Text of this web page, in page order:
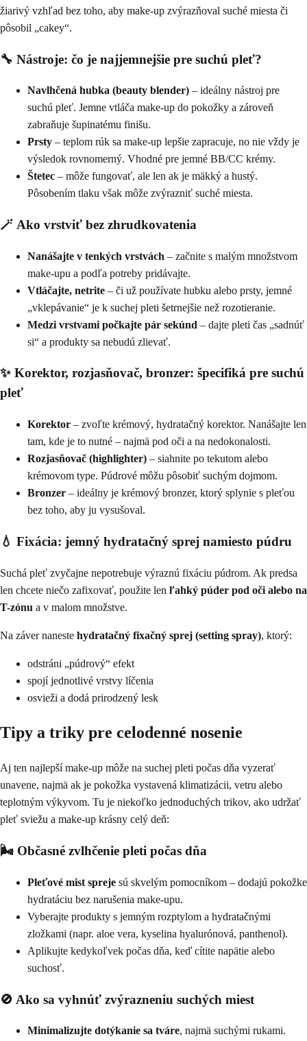
žiarivý vzhľad bez toho, aby make-up zvýrazňoval suché miesta či
pôsobil „cakey“.
🔧 Nástroje: čo je najjemnejšie pre suchú pleť?
Navlhčená hubka (beauty blender) – ideálny nástroj pre
suchú pleť. Jemne vtláča make-up do pokožky a zároveň
zabraňuje šupinatému finišu.
Prsty – teplom rúk sa make-up lepšie zapracuje, no nie vždy je
výsledok rovnomerný. Vhodné pre jemné BB/CC krémy.
Štetec – môže fungovať, ale len ak je mäkký a hustý.
Pôsobením tlaku však môže zvýrazniť suché miesta.
🪄 Ako vrstviť bez zhrudkovatenia
Nanášajte v tenkých vrstvách – začnite s malým množstvom
make-upu a podľa potreby pridávajte.
Vtláčajte, netrite – či už používate hubku alebo prsty, jemné
„vklepávanie“ je k suchej pleti šetrnejšie než rozotieranie.
Medzi vrstvami počkajte pár sekúnd – dajte pleti čas „sadnúť
si“ a produkty sa nebudú zlievať.
✨ Korektor, rozjasňovač, bronzer: špecifiká pre suchú
pleť
Korektor – zvoľte krémový, hydratačný korektor. Nanášajte len
tam, kde je to nutné – najmä pod oči a na nedokonalosti.
Rozjasňovač (highlighter) – siahnite po tekutom alebo
krémovom type. Púdrové môžu pôsobiť suchým dojmom.
Bronzer – ideálny je krémový bronzer, ktorý splynie s pleťou
bez toho, aby ju vysušoval.
💧 Fixácia: jemný hydratačný sprej namiesto púdru
Suchá pleť zvyčajne nepotrebuje výraznú fixáciu púdrom. Ak predsa
len chcete niečo zafixovať, použite len ľahký púder pod oči alebo na
T-zónu a v malom množstve.
Na záver naneste hydratačný fixačný sprej (setting spray), ktorý:
odstráni „púdrový“ efekt
spojí jednotlivé vrstvy líčenia
osvieži a dodá prirodzený lesk
Tipy a triky pre celodenné nosenie
Aj ten najlepší make-up môže na suchej pleti počas dňa vyzerať
unavene, najmä ak je pokožka vystavená klimatizácii, vetru alebo
teplotným výkyvom. Tu je niekoľko jednoduchých trikov, ako udržať
pleť sviežu a make-up krásny celý deň:
🌬️ Občasné zvlhčenie pleti počas dňa
Pleťové mist spreje sú skvelým pomocníkom – dodajú pokožke
hydratáciu bez narušenia make-upu.
Vyberajte produkty s jemným rozptylom a hydratačnými
zložkami (napr. aloe vera, kyselina hyalurónová, panthenol).
Aplikujte kedykoľvek počas dňa, keď cítite napätie alebo
suchosť.
🚫 Ako sa vyhnúť zvýrazneniu suchých miest
Minimalizujte dotýkanie sa tváre, najmä suchými rukami.